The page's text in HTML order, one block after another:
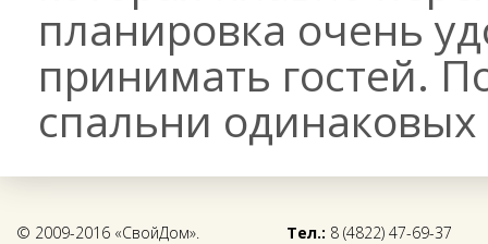
планировка очень
принимать гостей.
спальни
© 2009-2016 «СвойДом».
Тел.: 8 (4822) 47-69-37